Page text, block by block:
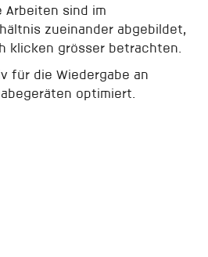
Arbeiten sind im
zueinander abgebildet,
klicken grösser betrachten.
für die Wiedergabe an
optimiert.